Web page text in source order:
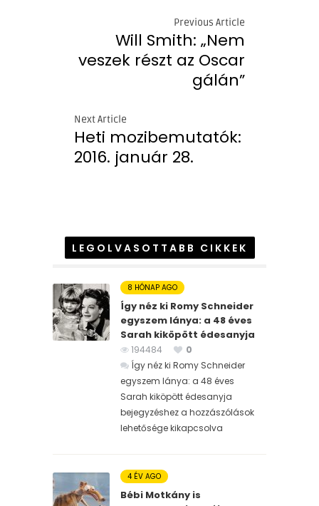
Previous Article
Will Smith: „Nem
veszek részt az Oscar
gálán”
Next Article
Heti mozibemutatók:
2016. január 28.
LEGOLVASOTTABB CIKKEK
8 HÓNAP AGO
Így néz ki Romy Schneider
egyszem lánya: a 48 éves
Sarah kiköpött édesanyja
194484
0
Így néz ki Romy Schneider
egyszem lánya: a 48 éves
Sarah kiköpött édesanyja
bejegyzéshez a hozzászólások
lehetősége kikapcsolva
4 ÉV AGO
Bébi Motkány is